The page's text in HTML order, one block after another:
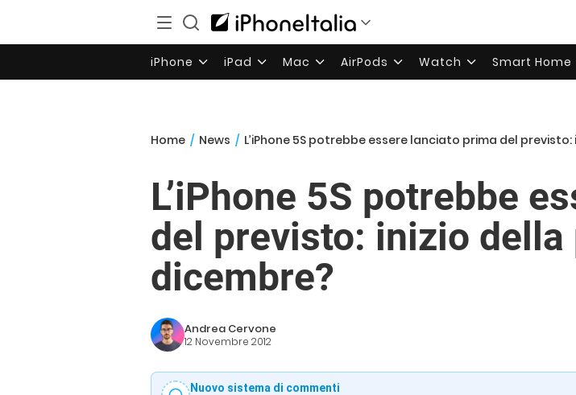
iPhone iPad Mac AirPods Watch Smart Home
Home / News / L’iPhone 5S potrebbe essere lanciato prima del
L’iPhone 5S potrebbe
del previsto: inizio della
dicembre?
Andrea Cervone
12 Novembre 2012
Nuovo sistema di commenti